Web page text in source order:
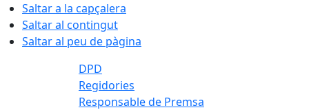
Saltar a la capçalera
Saltar al contingut
Saltar al peu de pàgina
DPD
Regidories
Responsable de Premsa